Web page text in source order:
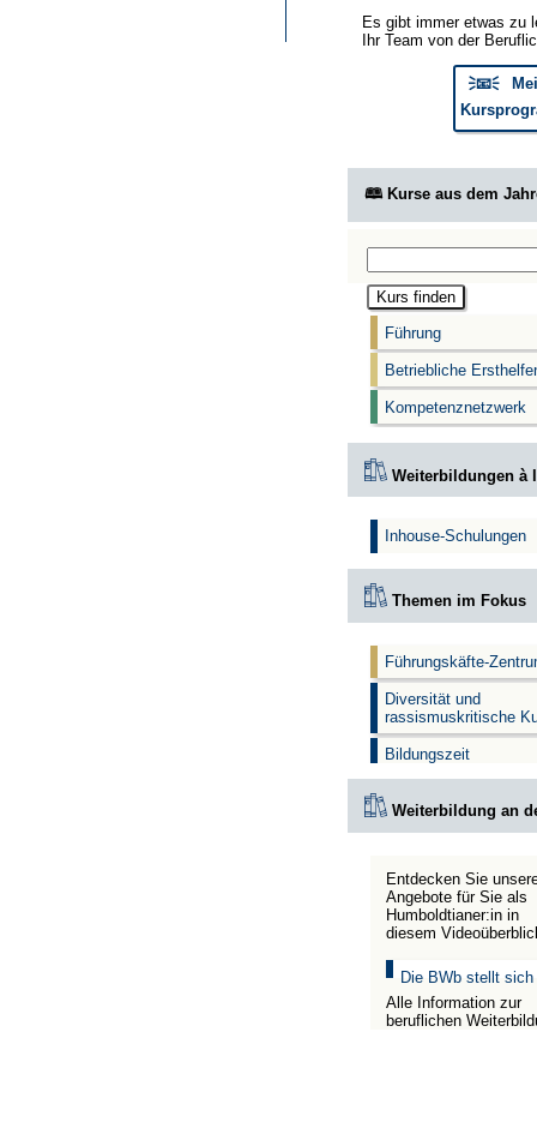
Es gibt immer etwas zu
Ihr Team von der
🗦📧🗧
🕮 Kurse aus dem
Führung
Betriebliche
Kompetenznetzwerk
Weiterbildungen à
Inhouse-Schulungen
Themen im Fokus
Führungskäfte-
Diversität und
rassismuskritische
Bildungszeit
Weiterbildung an
Entdecken Sie
Angebote für Sie als
Humboldtianer:in in
diesem
Die BWb stellt sich
Alle Information zur
beruflichen